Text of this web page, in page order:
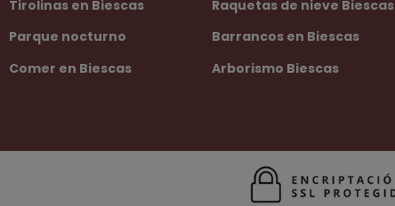
Tirolinas en Biescas
Parque nocturno
Comer en Biescas
Raquetas de nieve Biescas
Barrancos en Biescas
Arborismo Biescas